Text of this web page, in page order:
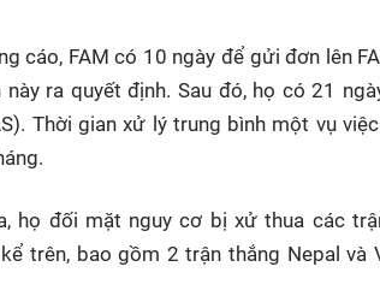
cáo, FAM có 10 ngày để gửi đơn lên
ra quyết định. Sau đó, họ có 21
Thời gian xử lý trung bình một vụ
họ đối mặt nguy cơ bị xử thua các
trên, bao gồm 2 trận thắng Nepal và